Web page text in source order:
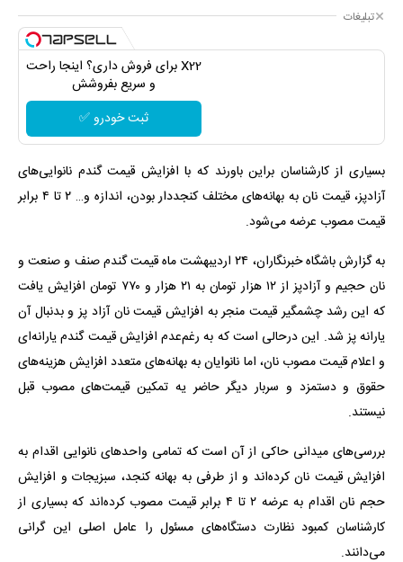
تبلیغات
X22 برای فروش داری؟ اینجا راحت
و سریع بفروشش
ثبت خودرو ✅
بسیاری از کارشناسان براین باورند که با افزایش قیمت گندم نانوایی‌های
آزادپز، قیمت نان به بهانه‌های مختلف کنجددار بودن، اندازه و… ۲ تا ۴ برابر
قیمت مصوب عرضه می‌شود.
به گزارش باشگاه خبرنگاران، ۲۴ اردیبهشت ماه قیمت گندم صنف و صنعت و
نان حجیم و آزادپز از ۱۲ هزار تومان به ۲۱ هزار و ۷۷۰ تومان افزایش یافت
که این رشد چشمگیر قیمت منجر به افزایش قیمت نان آزاد پز و بدنبال آن
یارانه پز شد. این درحالی است که به رغم‌عدم افزایش قیمت گندم یارانه‌ای
و اعلام قیمت مصوب نان، اما نانوایان به بهانه‌های متعدد افزایش هزینه‌های
حقوق و دستمزد و سربار دیگر حاضر یه تمکین قیمت‌های مصوب قبل
نیستند.
بررسی‌های میدانی حاکی از آن است که تمامی واحدهای نانوایی اقدام به
افزایش قیمت نان کرده‌اند و از طرفی به بهانه کنجد، سبزیجات و افزایش
حجم نان اقدام به عرضه ۲ تا ۴ برابر قیمت مصوب کرده‌اند که بسیاری از
کارشناسان کمبود نظارت دستگاه‌های مسئول را عامل اصلی این گرانی
می‌دانند.